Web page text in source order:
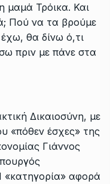
η μαμά Τρόικα. Και
Πού να τα βρούμε
θα δίνω ό,τι
πριν με πάνε στα
Δικαιοσύνη, με
«πόθεν έσχες» της
Γιάννος
«κατηγορία» αφορά